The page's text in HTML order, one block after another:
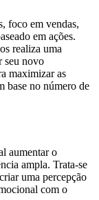
foco em vendas,
em ações.
realiza uma
seu novo
maximizar as
base no número de
aumentar o
ampla. Trata-se
uma percepção
com o